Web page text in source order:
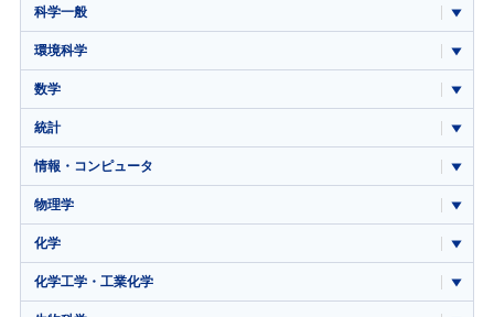
科学一般
環境科学
数学
統計
情報・コンピュータ
物理学
化学
化学工学・工業化学